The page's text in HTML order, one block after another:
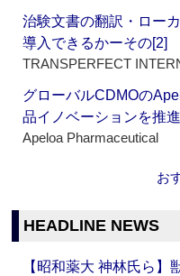
治験文書の翻訳・ロー
導入できるかーその[2]
TRANSPERFECT
グローバルCDMOの
品イノベーションを推進
Apeloa Pharmaceutical
お
HEADLINE NEWS
【昭和薬大 神林氏ら】